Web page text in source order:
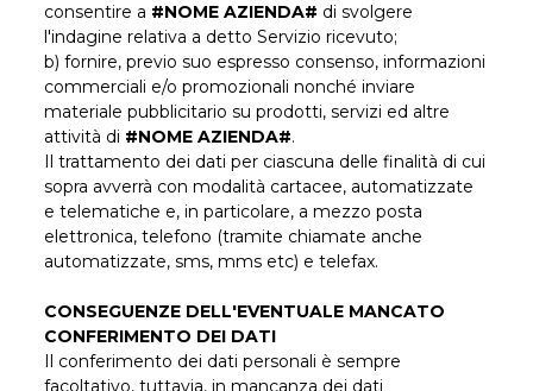
consentire a #NOME AZIENDA# di svolgere
l'indagine relativa a detto Servizio ricevuto;
b) fornire, previo suo espresso consenso, informazioni
commerciali e/o promozionali nonché inviare
materiale pubblicitario su prodotti, servizi ed altre
attività di #NOME AZIENDA#.
Il trattamento dei dati per ciascuna delle finalità di cui
sopra avverrà con modalità cartacee, automatizzate
e telematiche e, in particolare, a mezzo posta
elettronica, telefono (tramite chiamate anche
automatizzate, sms, mms etc) e telefax.
CONSEGUENZE DELL'EVENTUALE MANCATO
CONFERIMENTO DEI DATI
Il conferimento dei dati personali è sempre
facoltativo, tuttavia, in mancanza dei dati